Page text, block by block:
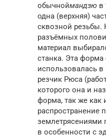
обычноймандзю в
одна (верхняя)
сквозной резьбы.
разъёмных
материал
станка. Эта форма
использовалась
резчик Рюса
которого она и
форма, так же как
распространение
землетрясениями
в особенности с